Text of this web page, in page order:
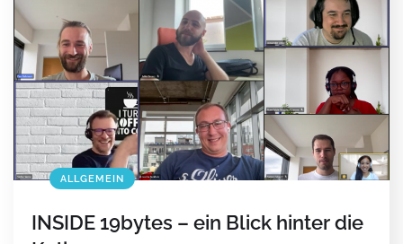
ALLGEMEIN
INSIDE 19bytes – ein Blick hinter die